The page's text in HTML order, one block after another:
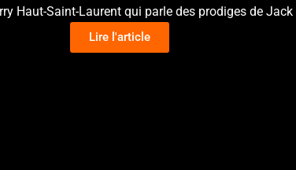
Haut-Saint-Laurent qui parle des prodiges de
Lire l'article